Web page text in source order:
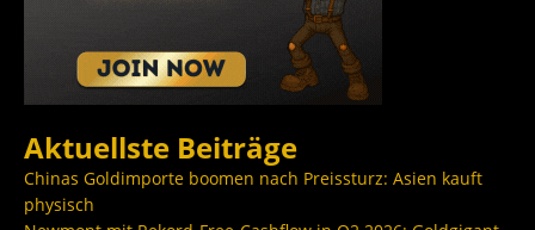
Aktuellste Beiträge
Chinas Goldimporte boomen nach Preissturz: Asien kauft
physisch